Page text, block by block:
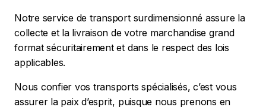
Notre service de transport surdimensionné assure la
collecte et la livraison de votre marchandise grand
format sécuritairement et dans le respect des lois
applicables.
Nous confier vos transports spécialisés, c’est vous
assurer la paix d’esprit, puisque nous prenons en